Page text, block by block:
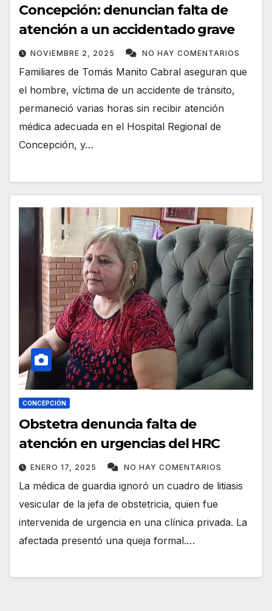
Concepción: denuncian falta de
atención a un accidentado grave
NOVIEMBRE 2, 2025 NO HAY COMENTARIOS
Familiares de Tomás Manito Cabral aseguran que
el hombre, víctima de un accidente de tránsito,
permaneció varias horas sin recibir atención
médica adecuada en el Hospital Regional de
Concepción, y…
CONCEPCIÓN
Obstetra denuncia falta de
atención en urgencias del HRC
ENERO 17, 2025 NO HAY COMENTARIOS
La médica de guardia ignoró un cuadro de litiasis
vesicular de la jefa de obstetricia, quien fue
intervenida de urgencia en una clínica privada. La
afectada presentó una queja formal.…